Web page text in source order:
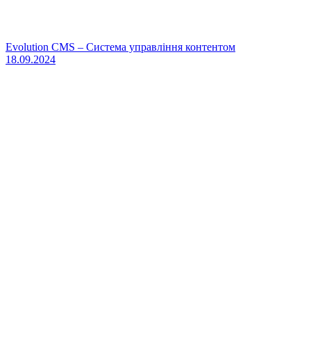
Evolution CMS – Система управління контентом
18.09.2024